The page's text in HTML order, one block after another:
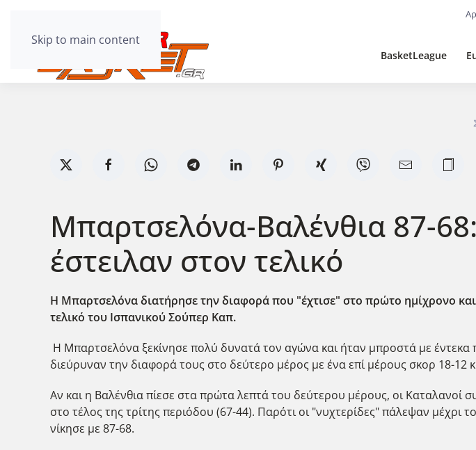
Skip to main content
BasketLeague
Μπαρτσελόνα-Βαλένθια 87-68:
έστειλαν στον τελικό
Η Μπαρτσελόνα διατήρησε την διαφορά που "έχτισε" στο πρώτο ημίχρονο
τελικό του Ισπανικού Σούπερ Καπ.
Η Μπαρτσελόνα ξεκίνησε πολύ δυνατά τον αγώνα και ήταν μπροστά με
διεύρυναν την διαφορά τους στο δεύτερο μέρος με ένα επί μέρους σκορ 18-
Αν και η Βαλένθια πίεσε στα πρώτα λεπτά του δεύτερου μέρους, οι
στο τέλος της τρίτης περιόδου (67-44). Παρότι οι "νυχτερίδες" πάλεψαν μέχρι
νίκησε με 87-68.